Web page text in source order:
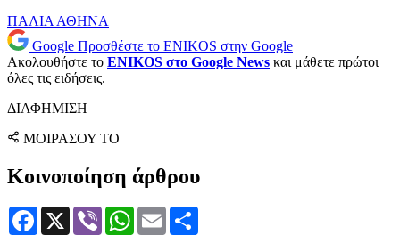
ΠΑΛΙΑ ΑΘΗΝΑ
Google Προσθέστε το ENIKOS στην Google
Ακολουθήστε το ENIKOS στο Google News και μάθετε πρώτοι
όλες τις ειδήσεις.
ΔΙΑΦΗΜΙΣΗ
ΜΟΙΡΑΣΟΥ ΤΟ
Κοινοποίηση άρθρου
Facebook
X Viber WhatsApp
Email